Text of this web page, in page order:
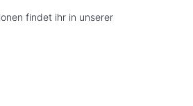
findet ihr in unserer